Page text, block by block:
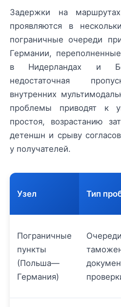
Задержки на
проявляются в
пограничные очереди
Германии,
в Нидерландах и
недостаточная
внутренних
проблемы приводят к
простоя, возрастанию
детеншн и срыву
у получателей.
Узел Тип
Пограничные
пункты
(Польша—
Германия)